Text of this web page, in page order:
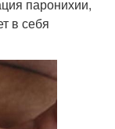
паронихии,
в себя